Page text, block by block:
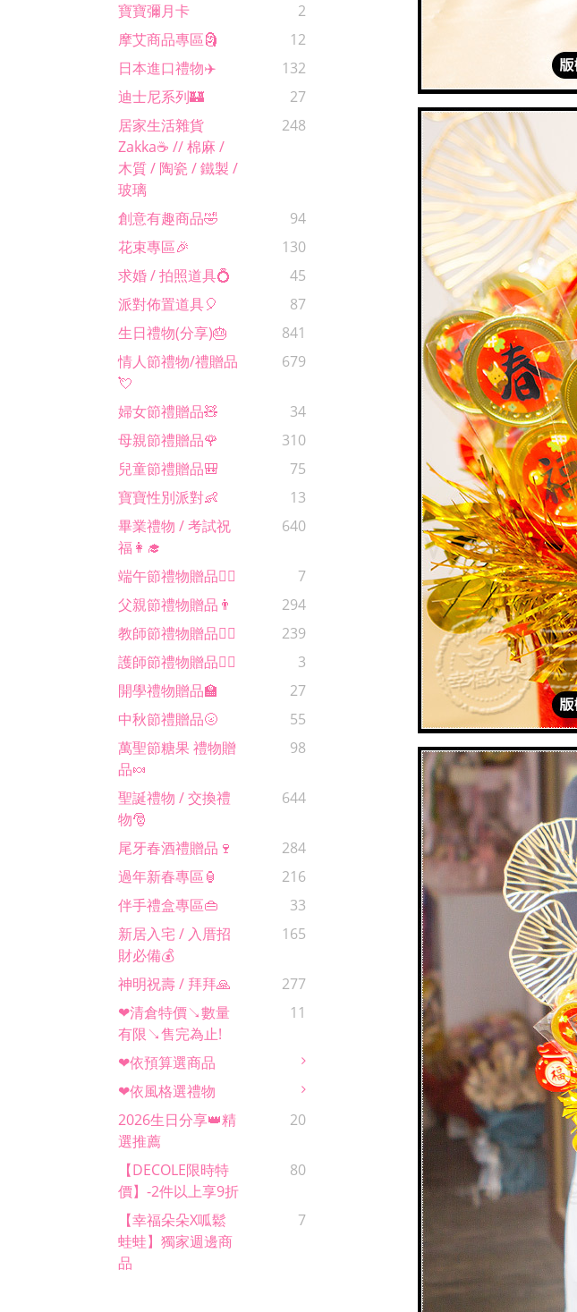
寶寶彌月卡
2
摩艾商品專區🗿
12
日本進口禮物✈️
132
迪士尼系列🏰
27
居家生活雜貨
Zakka☕️ // 棉麻 /
木質 / 陶瓷 / 鐵製 /
玻璃
248
創意有趣商品🤣
94
花束專區🎉
130
求婚 / 拍照道具💍
45
派對佈置道具🎈
87
生日禮物(分享)🎂
841
情人節禮物/禮贈品
💘
679
婦女節禮贈品🧸
34
母親節禮贈品🌹
310
兒童節禮贈品🎒
75
寶寶性別派對👶
13
畢業禮物 / 考試祝
福👩‍🎓
640
端午節禮物贈品🚣‍♂️
7
父親節禮物贈品👨
294
教師節禮物贈品🙋‍♀️
239
護師節禮物贈品🧑‍⚕️
3
開學禮物贈品🏫
27
中秋節禮贈品🌝
55
萬聖節糖果 禮物贈
品🍬
98
聖誕禮物 / 交換禮
物🎅
644
尾牙春酒禮贈品🍷
284
過年新春專區🏮
216
伴手禮盒專區👜
33
新居入宅 / 入厝招
財必備💰
165
神明祝壽 / 拜拜🙏
277
❤清倉特價↘數量
有限↘售完為止!
11
❤依預算選商品
❤依風格選禮物
2026生日分享👑精
選推薦
20
【DECOLE限時特
價】-2件以上享9折
80
【幸福朵朵x呱鬆
蛙蛙】獨家週邊商
品
7